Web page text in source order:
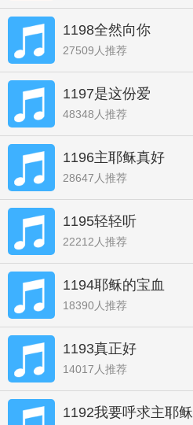
1198全然向你
27509人推荐
1197是这份爱
48348人推荐
1196主耶稣真好
28647人推荐
1195轻轻听
22212人推荐
1194耶稣的宝血
18390人推荐
1193真正好
14017人推荐
1192我要呼求主耶稣